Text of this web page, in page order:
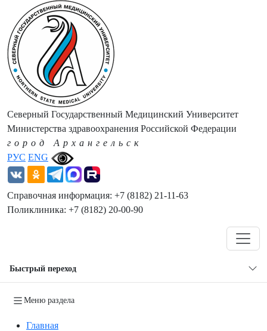
РУС ENG
Северный Государственный Медицинский Университет
Министерства здравоохранения Российской Федерации
город Архангельск
Справочная информация: +7 (8182) 21-11-63
Поликлиника: +7 (8182) 20-00-90
Быстрый переход
Меню раздела
Главная